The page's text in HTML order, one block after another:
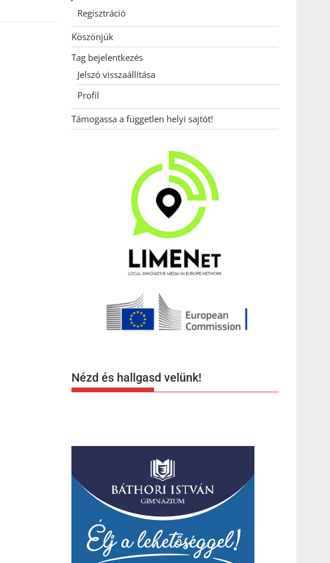
Regisztráció
Köszönjük
Tag bejelentkezés
Jelszó visszaállítása
Profil
Támogassa a független helyi sajtót!
Nézd és hallgasd velünk!